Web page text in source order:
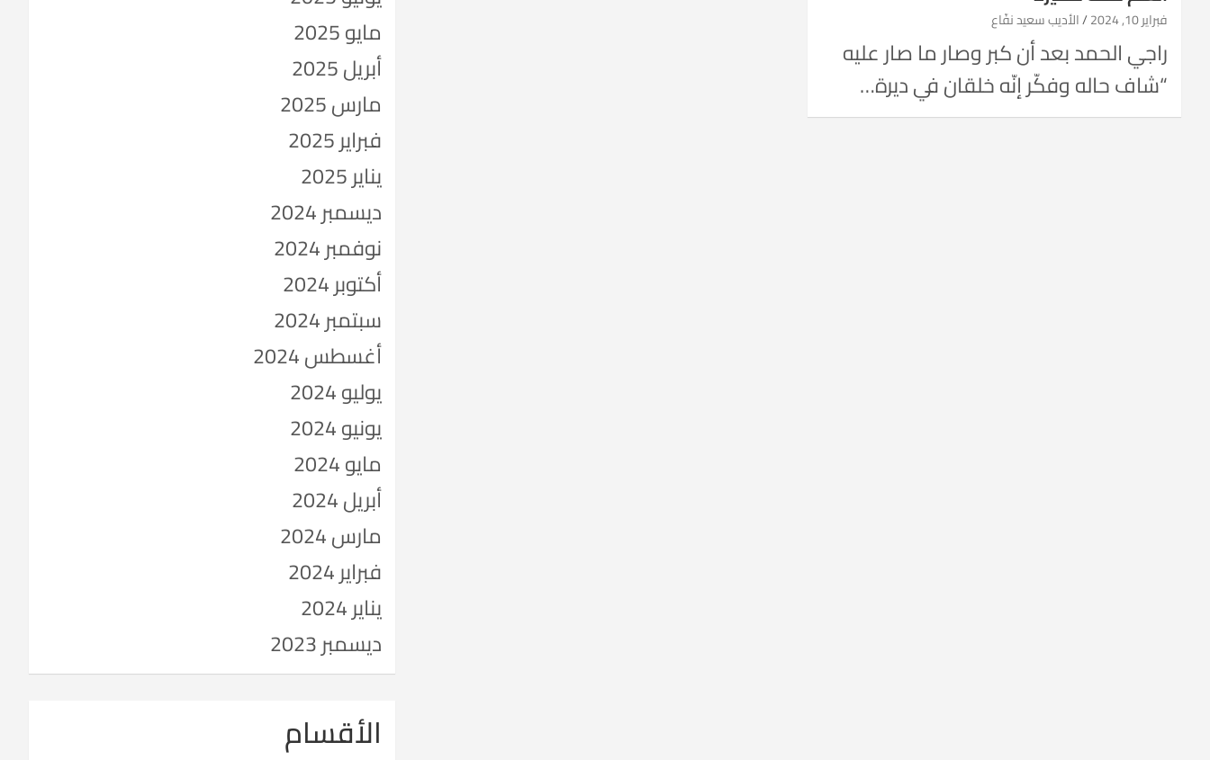
فبراير 10, 2024 الأديب سعيد نفّاع
راجي الحمد بعد أن كبر وصار ما صار عليه
“شاف حاله وفكّر إنّه خلقان في ديرة…
مايو 2025
أبريل 2025
مارس 2025
فبراير 2025
يناير 2025
ديسمبر 2024
نوفمبر 2024
أكتوبر 2024
سبتمبر 2024
أغسطس 2024
يوليو 2024
يونيو 2024
مايو 2024
أبريل 2024
مارس 2024
فبراير 2024
يناير 2024
ديسمبر 2023
الأقسام